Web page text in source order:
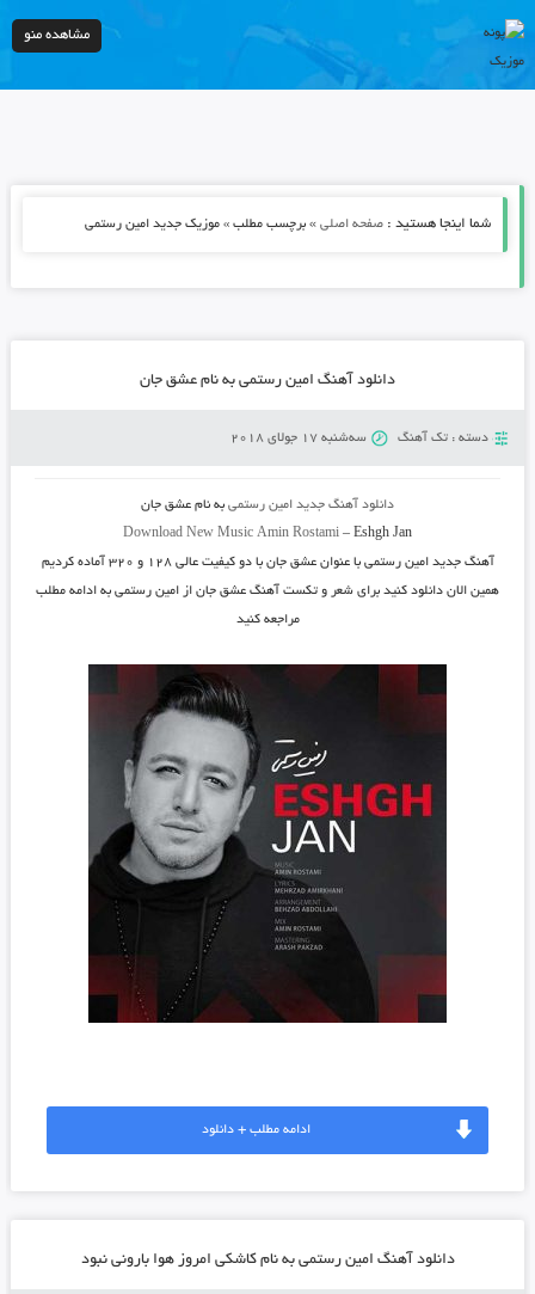
مشاهده منو
شما اینجا هستید : صفحه اصلی» برچسب مطلب » موزیک جدید امین رستمی
دانلود آهنگ امین رستمی به نام عشق جان
دسته : تک آهنگ سه‌شنبه 17 جولای 2018
دانلود آهنگ جدید امین رستمیبه نام عشق جان
Download New Music Amin Rostami –Eshgh Jan
آهنگ جدیدامین رستمی با عنوانعشق جان با دو کیفیت عالی ۱۲۸ و ۳۲۰ آماده کردیم
همین الان دانلود کنید برای شعر و تکست آهنگ عشق جان از امین رستمی به ادامه مطلب
مراجعه کنید
ادامه مطلب + دانلود
دانلود آهنگ امین رستمی به نام کاشکی امروز هوا بارونی نبود